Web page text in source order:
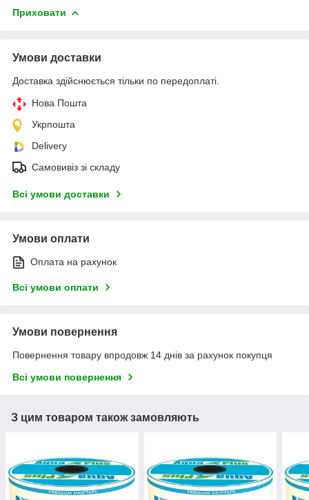
Приховати
Умови доставки
Доставка здійснюється тільки по передоплаті.
Нова Пошта
Укрпошта
Delivery
Самовивіз зі складу
Всі умови доставки
Умови оплати
Оплата на рахунок
Всі умови оплати
Умови повернення
Повернення товару впродовж 14 днів за рахунок покупця
Всі умови повернення
З цим товаром також замовляють